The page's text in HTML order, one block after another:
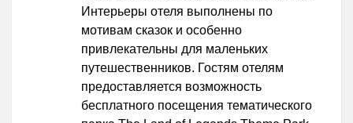
Интерьеры отеля выполнены по
мотивам сказок и особенно
привлекательны для маленьких
путешественников. Гостям отелям
предоставляется возможность
бесплатного посещения тематического